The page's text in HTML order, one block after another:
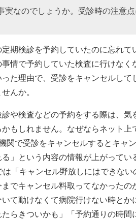
実なのでしょうか。受診時の注意点
期検診を予約していたのに忘れて
事情で予約していた検査に行けなく
った理由で、受診をキャンセルして
んか。
や検査などの予約をする際は、気
もしれません。なぜならネット上
関で受診をキャンセルするとキャ
」という内容の情報が上がってい
は「キャンセル野放しにはできない
でキャンセル料取ってなかったの
て動けなくて病院行けない時とか
らきついかも」「予約通りの時間